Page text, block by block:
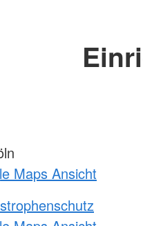
Maps Ansicht